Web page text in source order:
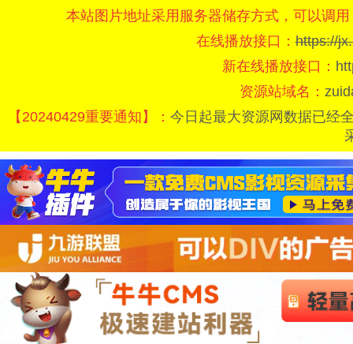
本站图片地址采用服务器储存方式，可以调
在线播放接口：https://
新在线播放接口：
资源站域名：
【20240429重要通知】： 今日起最大资源网数据已经